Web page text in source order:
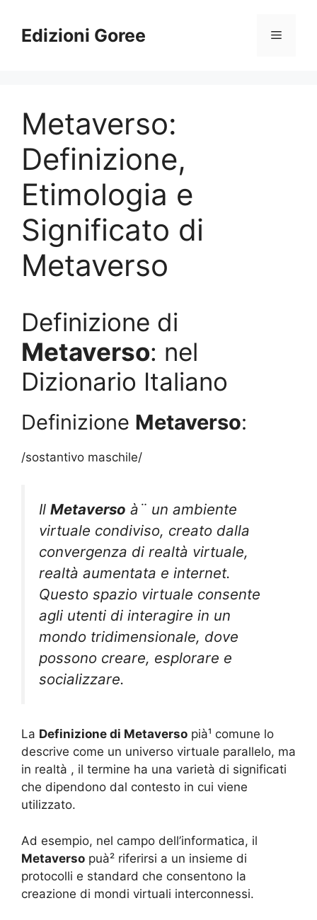
contenuto
Edizioni Goree Menu
Metaverso:
Definizione,
Etimologia e
Significato di
Metaverso
Definizione di
Metaverso: nel
Dizionario Italiano
Definizione Metaverso:
/sostantivo maschile/
Il Metaverso à¨ un ambiente
virtuale condiviso, creato dalla
convergenza di realtà virtuale,
realtà aumentata e internet.
Questo spazio virtuale consente
agli utenti di interagire in un
mondo tridimensionale, dove
possono creare, esplorare e
socializzare.
La Definizione di Metaverso pià¹ comune lo
descrive come un universo virtuale parallelo, ma
in realtà , il termine ha una varietà di significati
che dipendono dal contesto in cui viene
utilizzato.
Ad esempio, nel campo dell’informatica, il
Metaverso puà² riferirsi a un insieme di
protocolli e standard che consentono la
creazione di mondi virtuali interconnessi.